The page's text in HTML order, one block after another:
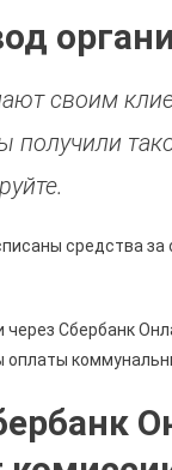
своим
получили
средства
Сбербанк